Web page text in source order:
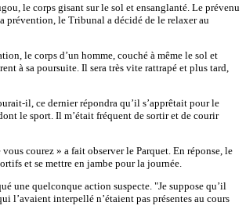
le corps gisant sur le sol et ensanglanté. Le prévenu
prévention, le Tribunal a décidé de le relaxer au
le corps d’un homme, couché à même le sol et
à sa poursuite. Il sera très vite rattrapé et plus tard,
il, ce dernier répondra qu’il s’apprêtait pour le
le sport. Il m’était fréquent de sortir et de courir
courez » a fait observer le Parquet. En réponse, le
et se mettre en jambe pour la journée.
une quelconque action suspecte. "Je suppose qu’il
l’avaient interpellé n’étaient pas présentes au cours